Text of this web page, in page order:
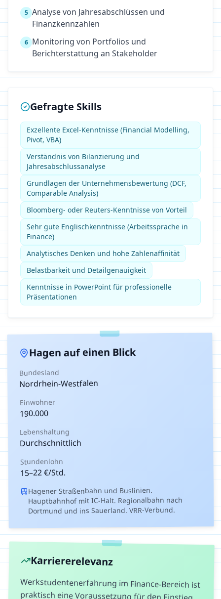
5 Analyse von Jahresabschlüssen und
Finanzkennzahlen
6 Monitoring von Portfolios und
Berichterstattung an Stakeholder
Gefragte Skills
Exzellente Excel-Kenntnisse (Financial Modelling,
Pivot, VBA)
Verständnis von Bilanzierung und
Jahresabschlussanalyse
Grundlagen der Unternehmensbewertung (DCF,
Comparable Analysis)
Bloomberg- oder Reuters-Kenntnisse von Vorteil
Sehr gute Englischkenntnisse (Arbeitssprache in
Finance)
Analytisches Denken und hohe Zahlenaffinität
Belastbarkeit und Detailgenauigkeit
Kenntnisse in PowerPoint für professionelle
Präsentationen
Hagen auf einen Blick
Bundesland
Nordrhein-Westfalen
Einwohner
190.000
Lebenshaltung
Durchschnittlich
Stundenlohn
15–22€/Std.
Hagener Straßenbahn und Buslinien.
Hauptbahnhof mit IC-Halt. Regionalbahn nach
Dortmund und ins Sauerland. VRR-Verbund.
Karriererelevanz
Werkstudentenerfahrung im Finance-Bereich ist
praktisch eine Voraussetzung für den Einstieg
bei Investmentbanken, Private Equity oder in
Corporate Finance. Die hier erlernten
Fähigkeiten in Finanzmodellierung und
Datenanalyse werden branchenübergreifend
nachgefragt. Zudem sind die Karriere- und
Gehaltsperspektiven in der Finanzbranche